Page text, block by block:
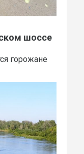
шоссе
горожане